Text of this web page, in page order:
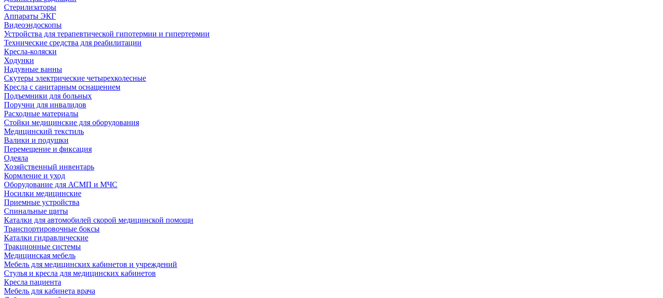
Стерилизаторы
Аппараты ЭКГ
Видеоэндоскопы
Устройства для терапевтической гипотермии и гипертермии
Технические средства для реабилитации
Кресла-коляски
Ходунки
Надувные ванны
Скутеры электрические четырехколесные
Кресла с санитарным оснащением
Подъемники для больных
Поручни для инвалидов
Расходные материалы
Стойки медицинские для оборудования
Медицинский текстиль
Валики и подушки
Перемещение и фиксация
Одеяла
Хозяйственный инвентарь
Кормление и уход
Оборудование для АСМП и МЧС
Носилки медицинские
Приемные устройства
Спинальные щиты
Каталки для автомобилей скорой медицинской помощи
Транспортировочные боксы
Каталки гидравлические
Тракционные системы
Медицинская мебель
Мебель для медицинских кабинетов и учреждений
Стулья и кресла для медицинских кабинетов
Кресла пациента
Мебель для кабинета врача